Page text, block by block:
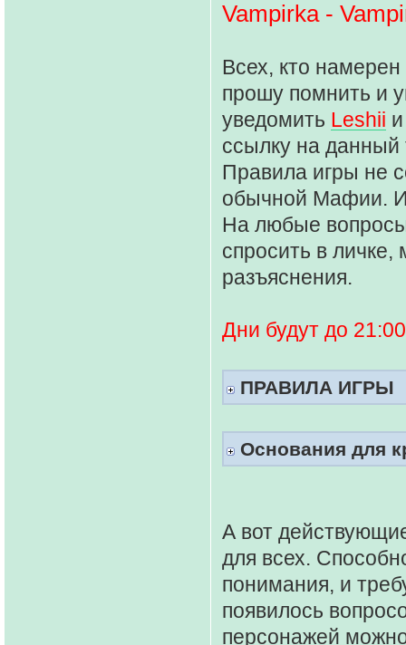
Vampirka -
Всех, кто
прошу помнить и
уведомить Leshii
ссылку на данный
Правила игры не
обычной Мафии. И
На любые
спросить в
разъяснения.
Дни будут до
ПРАВИЛА ИГРЫ
Основания для
А вот
для всех.
понимания, и
появилось
персонажей